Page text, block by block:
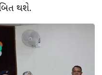
થશે.